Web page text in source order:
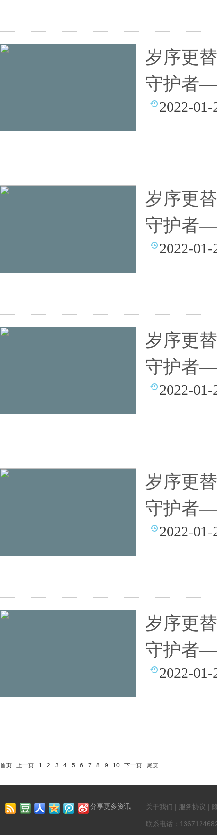
岁序更
守护者
2022-01-
岁序更
守护者
2022-01-
岁序更
守护者
2022-01-
岁序更
守护者
2022-01-
岁序更
守护者
2022-01-
首页 上一页 1 2 3 4 5 6 7 8 9 10 下一页 尾页
分享更多资讯 关于我们 | 服务协议 |
联系电话：